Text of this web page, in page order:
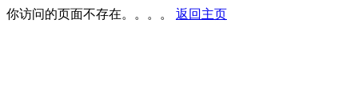
你访问的页面不存在。。。。 返回主页